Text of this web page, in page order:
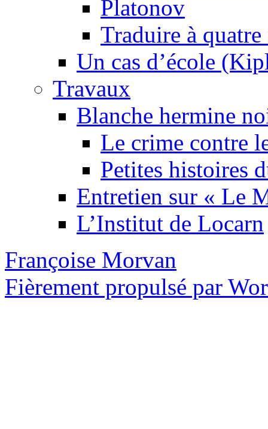
Platonov
Traduire à quatre
Un cas d’école
Travaux
Blanche hermine
Le crime contre
Petites histoires
Entretien sur « Le
L’Institut de Locarn
Françoise Morvan
Fièrement propulsé par